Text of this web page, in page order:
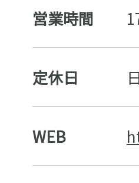
営業時間
定休日
WEB